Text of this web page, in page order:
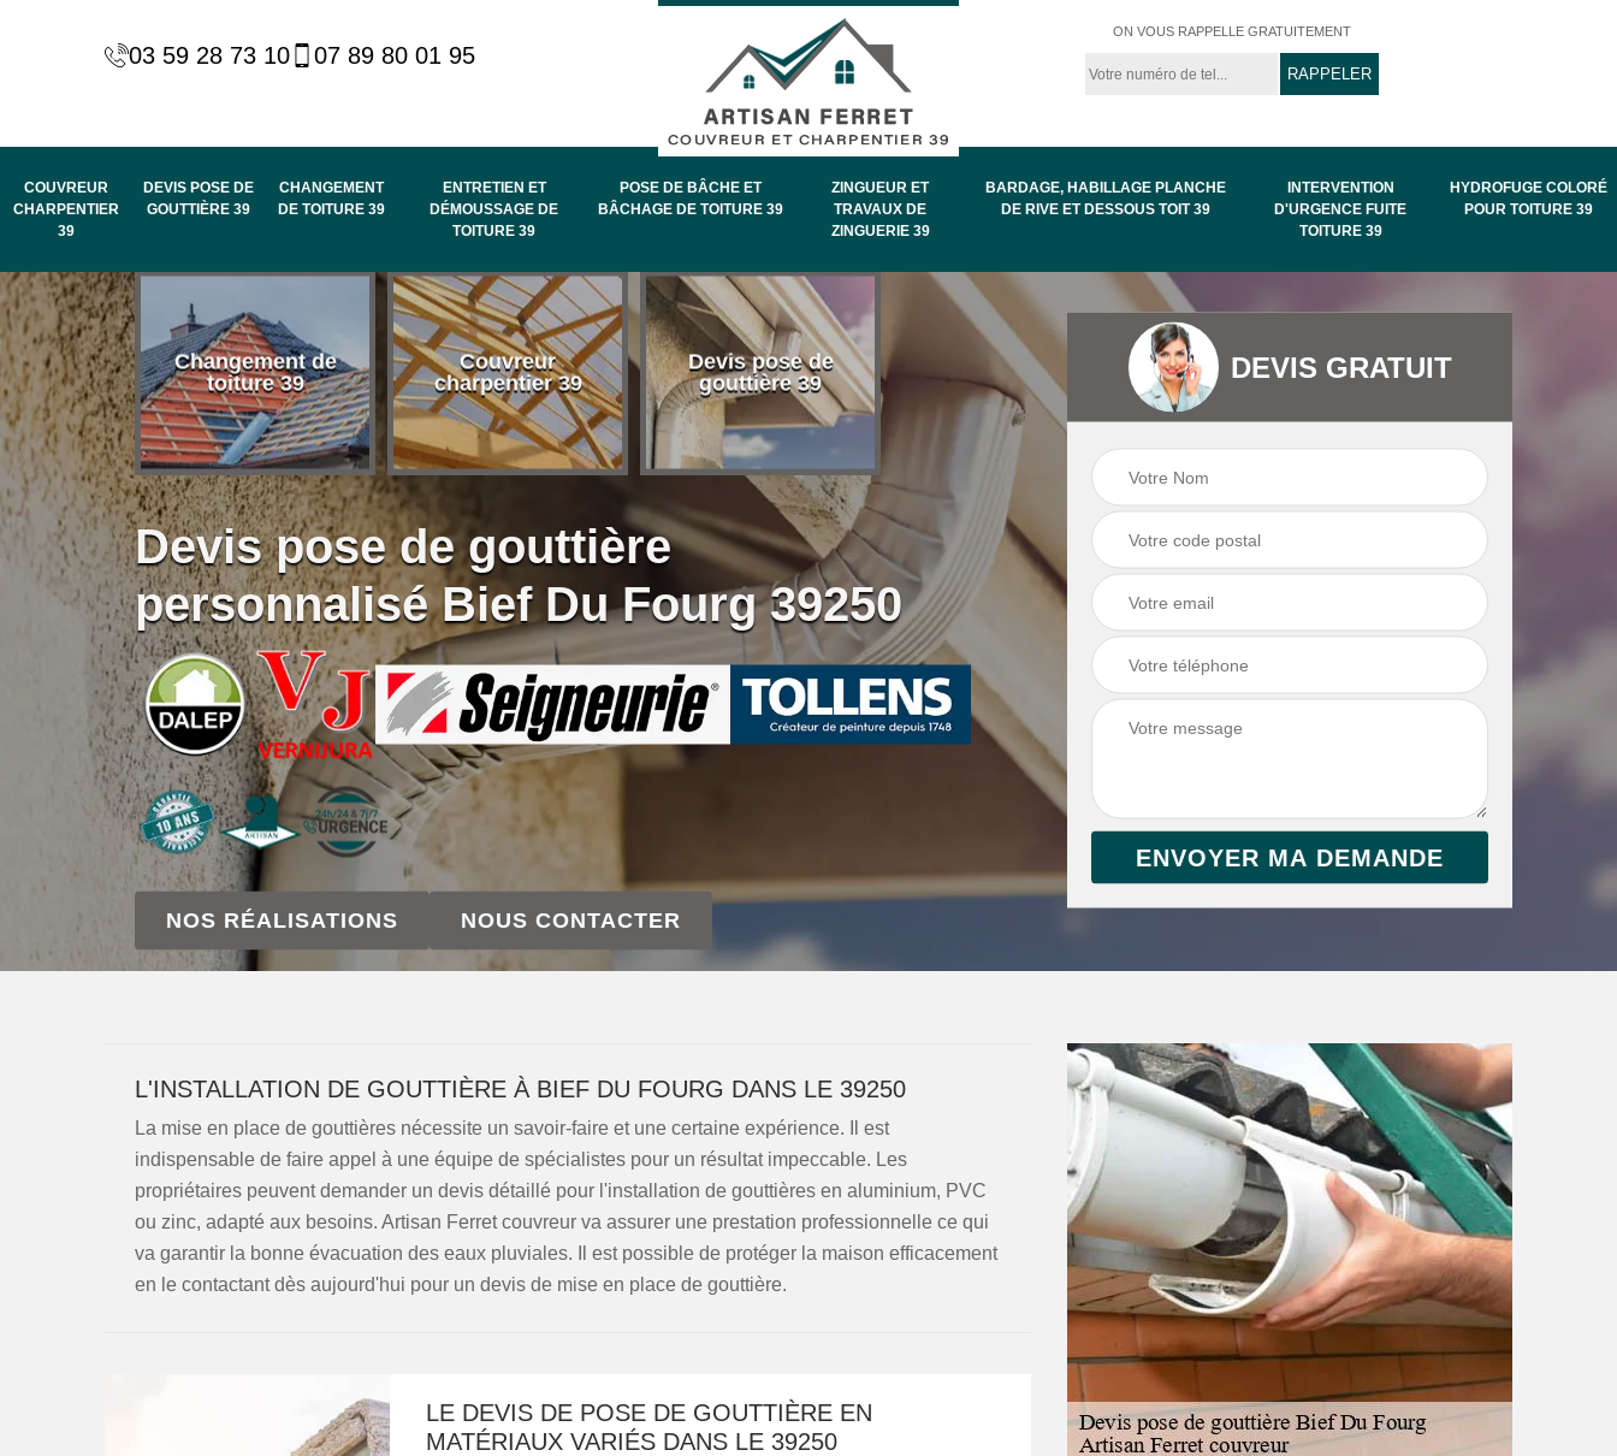
03 59 28 73 10 07 89 80 01 95
ON VOUS RAPPELLE GRATUITEMENT
COUVREUR
CHARPENTIER
39
DEVIS POSE DE
GOUTTIÈRE 39
CHANGEMENT
DE TOITURE 39
ENTRETIEN ET
DÉMOUSSAGE DE
TOITURE 39
POSE DE BÂCHE ET
BÂCHAGE DE TOITURE 39
ZINGUEUR ET
TRAVAUX DE
ZINGUERIE 39
BARDAGE, HABILLAGE PLANCHE
DE RIVE ET DESSOUS TOIT 39
INTERVENTION
D'URGENCE FUITE
TOITURE 39
HYDROFUGE COLORÉ
POUR TOITURE 39
habillage
rive et
toit 39
Changement de
toiture 39
Couvreur
charpentier 39
Devis pose de
gouttière 39
Entretien et
démoussage de
toiture 39
Hydrofuge coloré
pour toiture 39
d'urgence fuite
Devis pose de gouttière
personnalisé Bief Du Fourg 39250
NOS RÉALISATIONS NOUS CONTACTER
DEVIS GRATUIT
L'INSTALLATION DE GOUTTIÈRE À BIEF DU FOURG DANS LE 39250
La mise en place de gouttières nécessite un savoir-faire et une certaine expérience. Il est
indispensable de faire appel à une équipe de spécialistes pour un résultat impeccable. Les
propriétaires peuvent demander un devis détaillé pour l'installation de gouttières en aluminium, PVC
ou zinc, adapté aux besoins. Artisan Ferret couvreur va assurer une prestation professionnelle ce qui
va garantir la bonne évacuation des eaux pluviales. Il est possible de protéger la maison efficacement
en le contactant dès aujourd'hui pour un devis de mise en place de gouttière.
LE DEVIS DE POSE DE GOUTTIÈRE EN
MATÉRIAUX VARIÉS DANS LE 39250